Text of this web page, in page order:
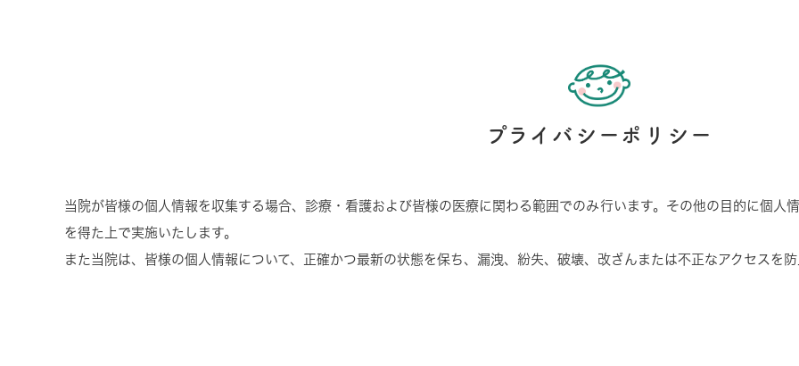
プライバシーポリシー
当院が皆様の個人情報を収集する場合、診療・看護および皆様の医療に関わる範囲でのみ行います。その他の目的に個人
を得た上で実施いたします。
また当院は、皆様の個人情報について、正確かつ最新の状態を保ち、漏洩、紛失、破壊、改ざんまたは不正なアクセスを